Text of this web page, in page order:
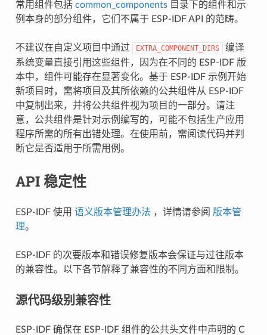
常用组件包括 common_components目录下的组件和示
例本身的部分组件，它们不属于 ESP-IDF API 的范畴。
不建议在自定义项目中通过 EXTRA_COMPONENT_DIRS
编译
系统变量直接引用这些组件，因为在不同的 ESP-IDF 版
本中，组件可能存在显著变化。基于 ESP-IDF 示例开始
新项目时，需将项目及其所依赖的公共组件从 ESP-IDF
中复制出来，并将公共组件视为项目的一部分。请注
意，公共组件是针对示例编写的，可能不包括生产应用
程序所需的所有出错处理。在使用前，需阅读代码并判
断它是否适用于所需用例。
API 稳定性
ESP-IDF 使用 语义版本管理办法 ，详情请参阅 版本管
理。
ESP-IDF 的次要版本和错误修复版本会保证与过往版本
的兼容性。以下各节解释了兼容性的不同方面和限制。
源代码级别兼容性
ESP-IDF 确保在 ESP-IDF 组件的公共头文件中声明的 C